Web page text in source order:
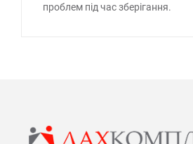
проблем під час зберігання.